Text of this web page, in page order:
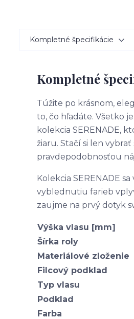
Kompletné špecifikácie
Kompletné
Túžite po krásnom,
to, čo hľadáte. Všetko
kolekcia SERENADE,
žiaru. Stačí si len
pravdepodobnosťou
Kolekcia SERENADE
vyblednutiu farieb
zaujme na prvý dotyk
Výška vlasu [mm]
Šírka roly
Materiálové zloženie
Filcový podklad
Typ vlasu
Podklad
Farba